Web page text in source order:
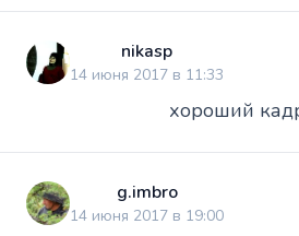
nikasp
14 июня 2017 в 11:33
хороший
g.imbro
14 июня 2017 в 19:00